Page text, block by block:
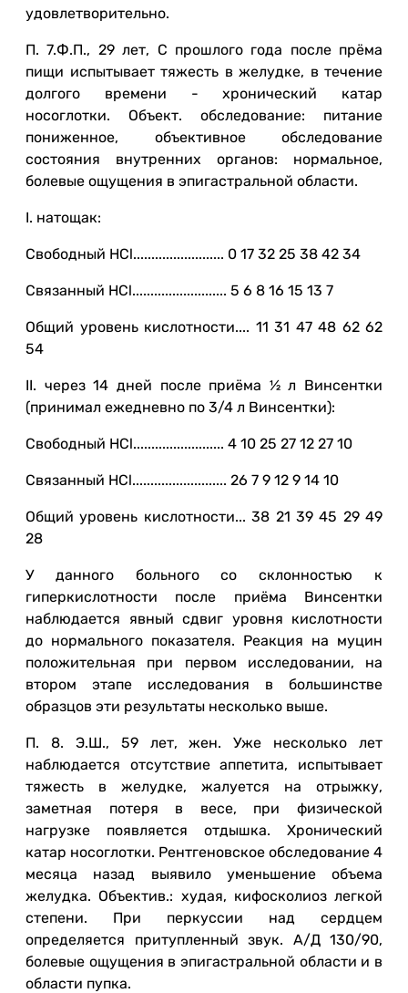
удовлетворительно.
П. 7.Ф.П., 29 лет, С прошлого года после прёма
пищи испытывает тяжесть в желудке, в течение
долгого времени - хронический катар
носоглотки. Объект. обследование: питание
пониженное, объективное обследование
состояния внутренних органов: нормальное,
болевые ощущения в эпигастральной области.
I. натощак:
Свободный HCl......................... 0 17 32 25 38 42 34
Связанный HCl.......................... 5 6 8 16 15 13 7
Общий уровень кислотности.... 11 31 47 48 62 62
54
II. через 14 дней после приёма ½ л Винсентки
(принимал ежедневно по 3/4 л Винсентки):
Свободный HCl......................... 4 10 25 27 12 27 10
Связанный HCl.......................... 26 7 9 12 9 14 10
Общий уровень кислотности... 38 21 39 45 29 49
28
У данного больного со склонностью к
гиперкислотности после приёма Винсентки
наблюдается явный сдвиг уровня кислотности
до нормального показателя. Реакция на муцин
положительная при первом исследовании, на
втором этапе исследования в большинстве
образцов эти результаты несколько выше.
П. 8. Э.Ш., 59 лет, жен. Уже несколько лет
наблюдается отсутствие аппетита, испытывает
тяжесть в желудке, жалуется на отрыжку,
заметная потеря в весе, при физической
нагрузке появляется отдышка. Хронический
катар носоглотки. Рентгеновское обследование 4
месяца назад выявило уменьшение объема
желудка. Объектив.: худая, кифосколиоз легкой
степени. При перкуссии над сердцем
определяется притупленный звук. А/Д 130/90,
болевые ощущения в эпигастральной области и в
области пупка.